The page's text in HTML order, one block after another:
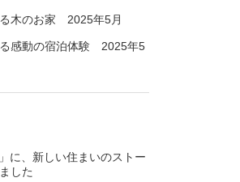
木のお家 2025年5月
感動の宿泊体験 2025年5
に、新しい住まいのストー
した